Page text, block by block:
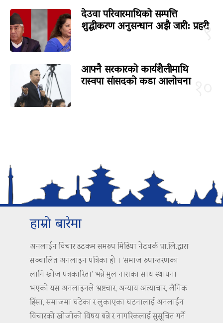
९
देउवा परिवारमाथिको सम्पत्ति
शुद्धीकरण अनुसन्धान अझै जारी: प्रहरी
आफ्नै सरकारको कार्यशैलीमाथि
रास्वपा सांसदको कडा आलोचना
हाम्रो बारेमा
अनलाईन विचार डटकम समरुप मिडिया नेटवर्क प्रा.लि.द्वारा
सञ्चालित अनलाइन पत्रिका हो । ‘समाज रुपान्तरणका
लागि खोज पत्रकारिता’ भन्ने मुल नाराका साथ स्थापना
भएको यस अनलाइनले भ्रष्टचार, अन्याय अत्याचार, लैंगिक
हिंसा, समाजमा घटेका र लुकाएका घटनालाई अनलाईन
विचारको खोजीको विषय बन्ने र नागरिकलाई सुसूचित गर्ने